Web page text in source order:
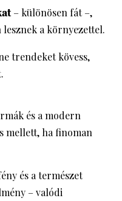
– különösen fát –,
a környezettel.
trendeket kövess,
és a modern
mellett, ha finoman
és a természet
– valódi